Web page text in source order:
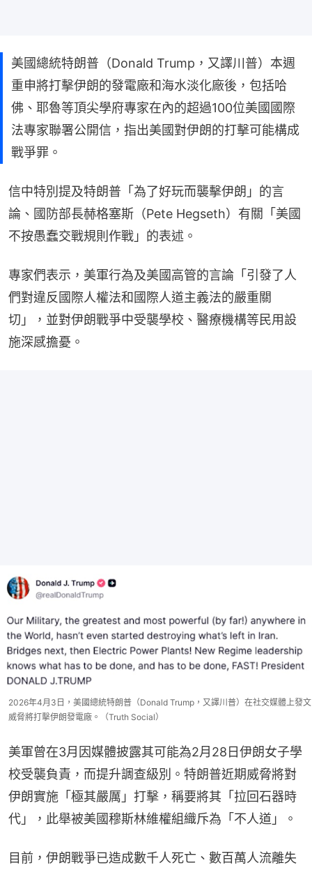
美國總統特朗普（Donald Trump，又譯川普）本週
重申將打擊伊朗的發電廠和海水淡化廠後，包括哈
佛、耶魯等頂尖學府專家在內的超過100位美國國際
法專家聯署公開信，指出美國對伊朗的打擊可能構成
戰爭罪。
信中特別提及特朗普「為了好玩而襲擊伊朗」的言
論、國防部長赫格塞斯（Pete Hegseth）有關「美國
不按愚蠢交戰規則作戰」的表述。
專家們表示，美軍行為及美國高管的言論「引發了人
們對違反國際人權法和國際人道主義法的嚴重關
切」，並對伊朗戰爭中受襲學校、醫療機構等民用設
施深感擔憂。
2026年4月3日，美國總統特朗普（Donald Trump，又譯川普）在社交媒體上發文
威脅將打擊伊朗發電廠。（Truth Social）
美軍曾在3月因媒體披露其可能為2月28日伊朗女子學
校受襲負責，而提升調查級別。特朗普近期威脅將對
伊朗實施「極其嚴厲」打擊，稱要將其「拉回石器時
代」，此舉被美國穆斯林維權組織斥為「不人道」。
目前，伊朗戰爭已造成數千人死亡、數百萬人流離失